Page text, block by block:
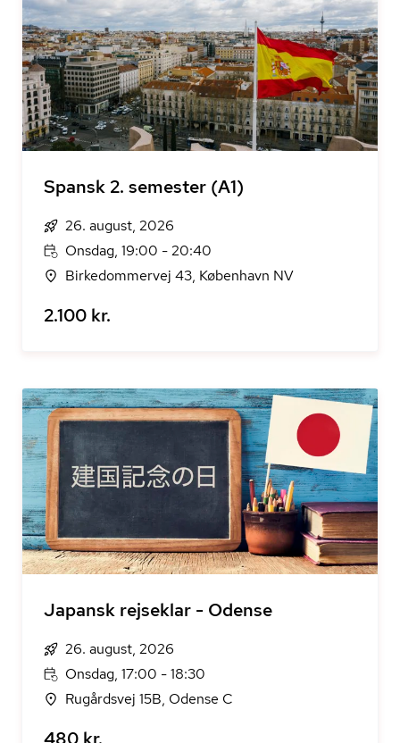
Spansk 2. semester (A1)
26. august, 2026
Onsdag, 19:00 - 20:40
Birkedommervej 43, København NV
2.100 kr.
Japansk rejseklar - Odense
26. august, 2026
Onsdag, 17:00 - 18:30
Rugårdsvej 15B, Odense C